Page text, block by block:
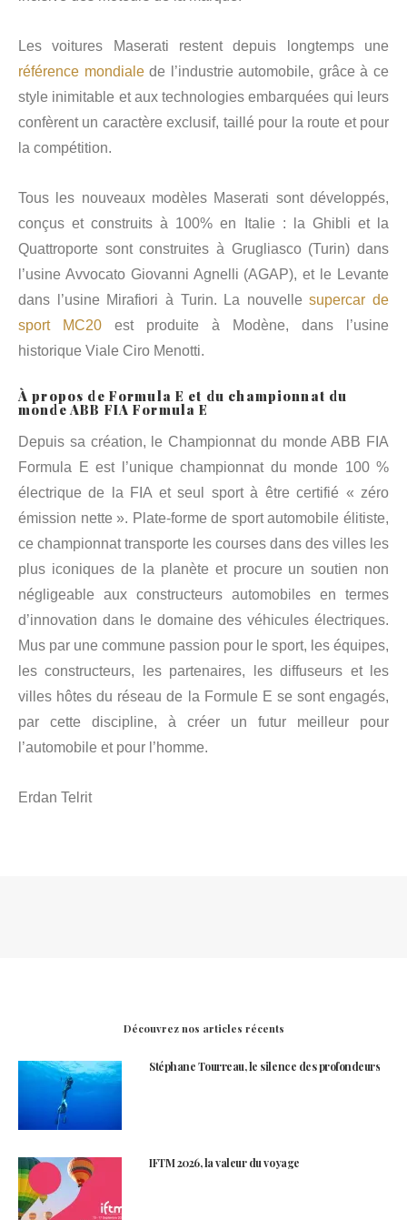
Les voitures Maserati restent depuis longtemps une
référence mondialede l’industrie automobile, grâce à ce
style inimitable et aux technologies embarquées qui leurs
confèrent un caractère exclusif, taillé pour la route et pour
la compétition.
Tous les nouveaux modèles Maserati sont développés,
conçus et construits à 100% en Italie : la Ghibli et la
Quattroporte sont construites à Grugliasco (Turin) dans
l’usine Avvocato Giovanni Agnelli (AGAP), et le Levante
dans l’usine Mirafiori à Turin. La nouvellesupercar de
sport MC20 est produite à Modène, dans l’usine
historique Viale Ciro Menotti.
À propos de Formula E et du championnat du
monde ABB FIA Formula E
Depuis sa création, le Championnat du monde ABB FIA
Formula E est l’unique championnat du monde 100 %
électrique de la FIA et seul sport à être certifié « zéro
émission nette ». Plate-forme de sport automobile élitiste,
ce championnat transporte les courses dans des villes les
plus iconiques de la planète et procure un soutien non
négligeable aux constructeurs automobiles en termes
d’innovation dans le domaine des véhicules électriques.
Mus par une commune passion pour le sport, les équipes,
les constructeurs, les partenaires, les diffuseurs et les
villes hôtes du réseau de la Formule E se sont engagés,
par cette discipline, à créer un futur meilleur pour
l’automobile et pour l’homme.
Erdan Telrit
Découvrez nos articles récents
Stéphane Tourreau, le silence des profondeurs
IFTM 2026, la valeur du voyage